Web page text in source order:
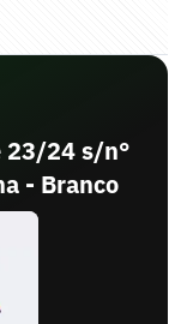
23/24 s/n°
- Branco